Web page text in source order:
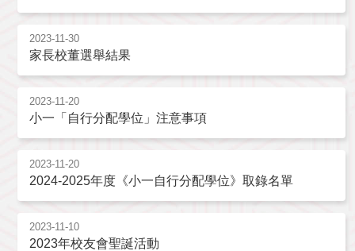
2023-11-30
家長校董選舉結果
2023-11-20
小一「自行分配學位」注意事項
2023-11-20
2024-2025年度《小一自行分配學位》取錄名單
2023-11-10
2023年校友會聖誕活動